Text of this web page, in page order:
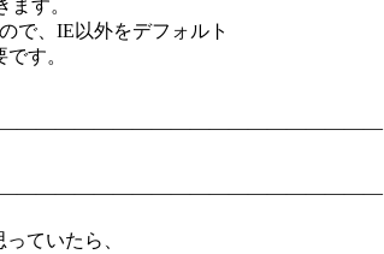
ます。
で、IE以外をデフォルト
す。
ていたら、